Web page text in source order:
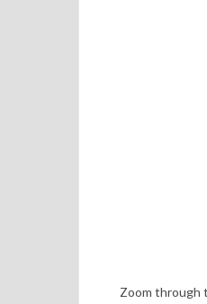
Zoom through